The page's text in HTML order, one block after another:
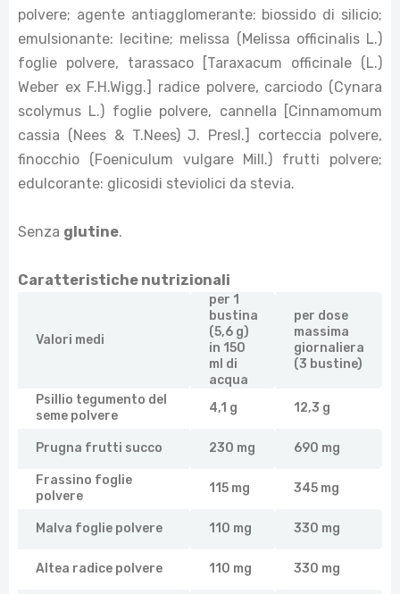
polvere; agente antiagglomerante: biossido di silicio;
emulsionante: lecitine; melissa (Melissa officinalis L.)
foglie polvere, tarassaco [Taraxacum officinale (L.)
Weber ex F.H.Wigg.] radice polvere, carciodo (Cynara
scolymus L.) foglie polvere, cannella [Cinnamomum
cassia (Nees & T.Nees) J. Presl.] corteccia polvere,
finocchio (Foeniculum vulgare Mill.) frutti polvere;
edulcorante: glicosidi steviolici da stevia.
Senza glutine.
Caratteristiche nutrizionali
Valori medi
per 1
bustina
(5,6 g)
in 150
ml di
acqua
per dose
massima
giornaliera
(3 bustine)
Psillio tegumento del
seme polvere
4,1 g 12,3 g
Prugna frutti succo 230 mg 690 mg
Frassino foglie
polvere
115 mg 345 mg
Malva foglie polvere 110 mg 330 mg
Altea radice polvere 110 mg 330 mg